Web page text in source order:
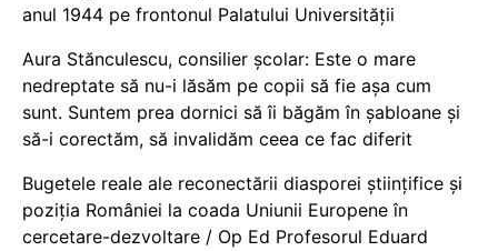
anul 1944 pe frontonul Palatului Universității
Aura Stănculescu, consilier școlar: Este o mare
nedreptate să nu-i lăsăm pe copii să fie așa cum
sunt. Suntem prea dornici să îi băgăm în șabloane și
să-i corectăm, să invalidăm ceea ce fac diferit
Bugetele reale ale reconectării diasporei științifice și
poziția României la coada Uniunii Europene în
cercetare-dezvoltare / Op Ed Profesorul Eduard